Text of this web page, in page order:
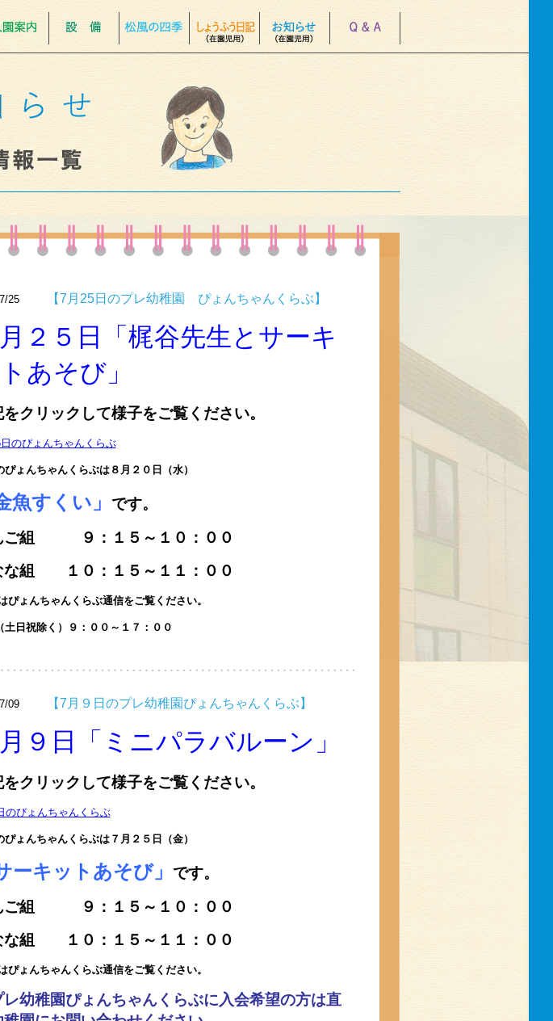
25 【7月25日のプレ幼稚園 ぴょんちゃんくらぶ】
２５日「梶谷先生とサーキ
あそび」
クリックして様子をご覧ください。
のぴょんちゃんくらぶ
ぴょんちゃんくらぶは８ 月２０日（水）
魚すくい」
です。
ご組 ９：１５～１０：００
な組 １０：１５～１１：００
ぴょんちゃんくらぶ通信をご覧ください。
土日祝除く）９：００～１７：００
09 【7月９日のプレ幼稚園ぴょんちゃんくらぶ】
９日「ミニパラバルーン」
クリックして様子をご覧ください。
のぴょんちゃんくらぶ
ぴょんちゃんくらぶは７ 月２５日（金）
ーキットあそび」
です。
ご組 ９：１５～１０：００
な組 １０：１５～１１：００
ぴょんちゃんくらぶ通信をご覧ください。
幼稚園ぴょんちゃんくらぶに入会希望の方は直